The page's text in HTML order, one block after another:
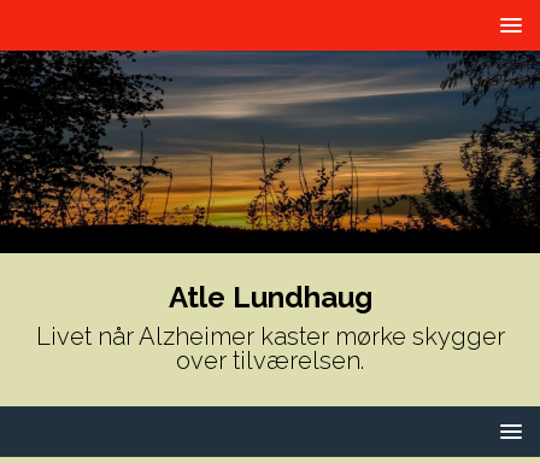
Atle Lundhaug
Livet når Alzheimer kaster mørke skygger
over tilværelsen.